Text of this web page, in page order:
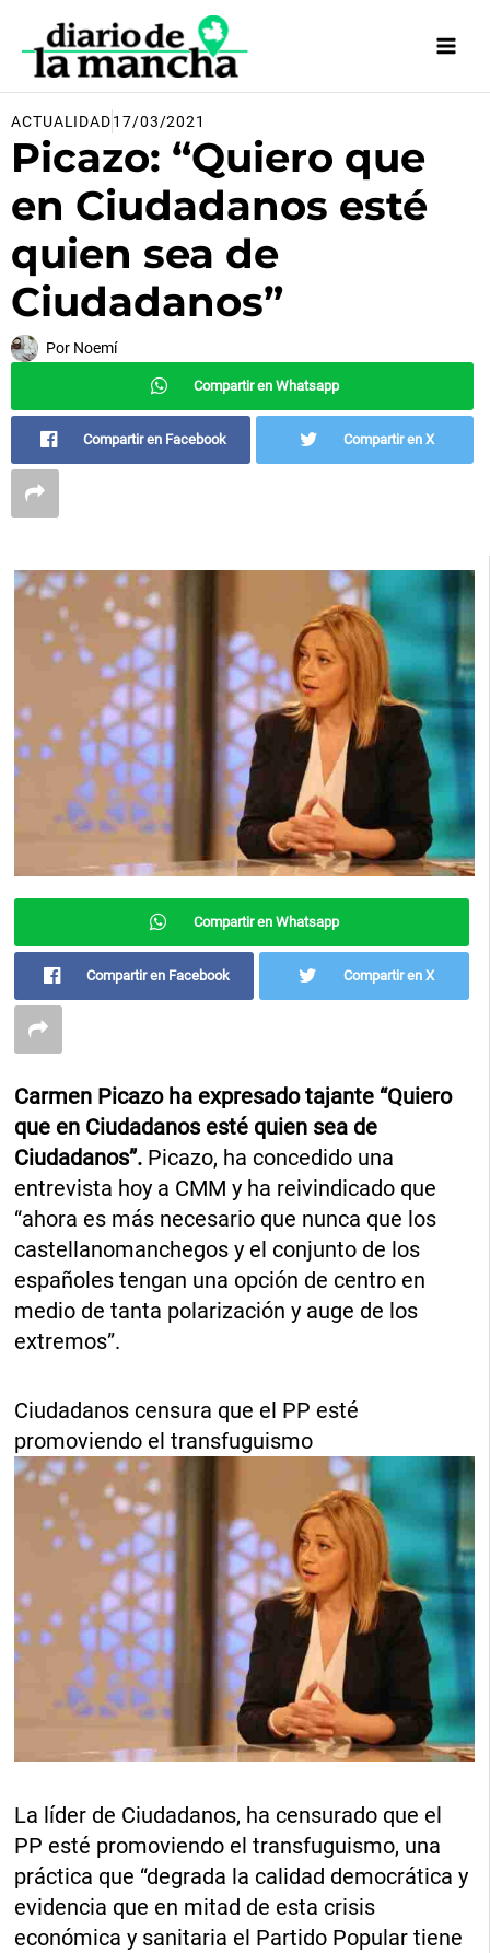
contenido
ACTUALIDAD17/03/2021
Picazo: “Quiero que
en Ciudadanos esté
quien sea de
Ciudadanos”
Por Noemí
Compartir en Whatsapp
Compartir en Facebook Compartir en X
Compartir en Whatsapp
Compartir en Facebook Compartir en X
Carmen Picazo ha expresado tajante “Quiero
que en Ciudadanos esté quien sea de
Ciudadanos”. Picazo, ha concedido una
entrevista hoy a CMM y ha reivindicado que
“ahora es más necesario que nunca que los
castellanomanchegos y el conjunto de los
españoles tengan una opción de centro en
medio de tanta polarización y auge de los
extremos”.
Ciudadanos censura que el PP esté
promoviendo el transfuguismo
La líder de Ciudadanos, ha censurado que el
PP esté promoviendo el transfuguismo, una
práctica que “degrada la calidad democrática y
evidencia que en mitad de esta crisis
económica y sanitaria el Partido Popular tiene